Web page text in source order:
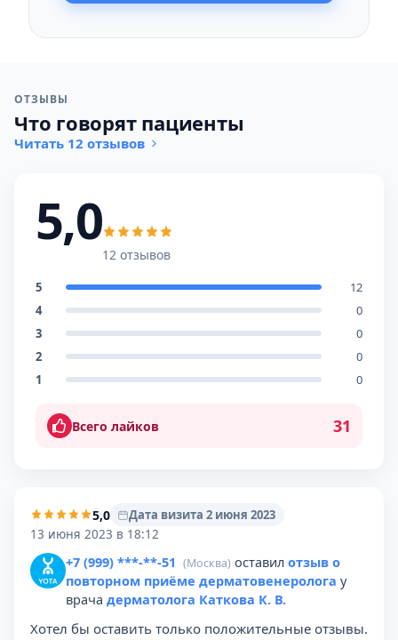
ОТЗЫВЫ
Что говорят пациенты
Читать 12 отзывов
5,0
12 отзывов
5
12
4
0
3
0
2
0
1
0
Всего лайков 31
5,0
Дата визита 2 июня 2023
13 июня 2023 в 18:12
+7 (999) ***-**-51 (Москва) оставил отзыв о
повторном приёме дерматовенеролога у
врача дерматолога Каткова К. В.
Хотел бы оставить только положительные отзывы.